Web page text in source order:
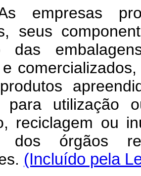
empresas
seus
das
para
reciclagem ou
dos órgãos
(Incluído pela